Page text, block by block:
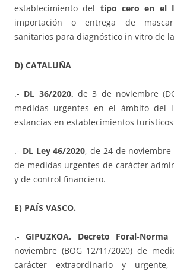
establecimiento del tipo cero en el
importación o entrega de
sanitarios para diagnóstico in vitro de la
D) CATALUÑA
.- DL 36/2020, de 3 de noviembre
medidas urgentes en el ámbito del
estancias en establecimientos
.- DL Ley 46/2020, de 24 de noviembre
de medidas urgentes de carácter
y de control financiero.
E) PAÍS VASCO.
.-GIPUZKOA. Decreto Foral-Norma
noviembre (BOG 12/11/2020) de
carácter extraordinario y